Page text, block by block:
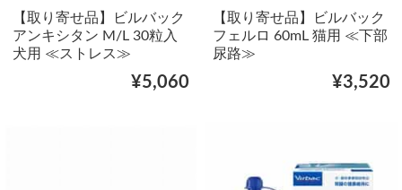
【取り寄せ品】ビルバック
アンキシタン M/L 30粒入
犬用 ≪ストレス≫
¥5,060
【取り寄せ品】ビルバック
フェルロ 60mL 猫用 ≪下部
尿路≫
¥3,520